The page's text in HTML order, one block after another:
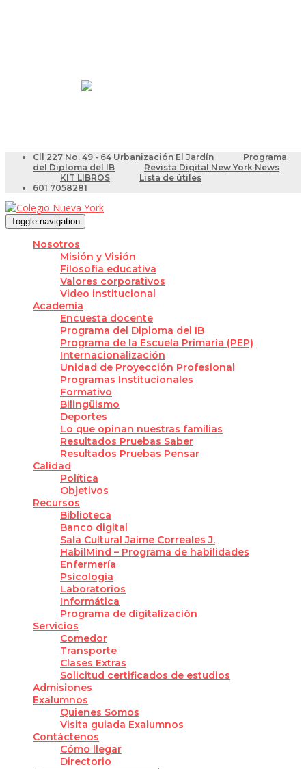
Cll 227 No. 49 - 64 Urbanización El Jardín
Programa
del Diploma del IB
Revista Digital New York News
KIT LIBROS
Lista de útiles
601 7058281
Toggle navigation
Nosotros
Misión y Visión
Filosofía educativa
Valores corporativos
Video institucional
Academia
Encuesta docente
Programa del Diploma del IB
Programa de la Escuela Primaria (PEP)
Internacionalización
Unidad de Proyección Profesional
Programas Institucionales
Formativo
Bilingüismo
Deportes
Lo que opinan nuestras familias
Resultados Pruebas Saber
Resultados Pruebas Pensar
Calidad
Política
Objetivos
Recursos
Biblioteca
Banco digital
Sala Cultural Jaime Correales J.
HabilMind – Programa de habilidades
Enfermería
Psicología
Laboratorios
Informática
Programa de digitalización
Servicios
Comedor
Transporte
Clases Extras
Solicitud certificados de estudios
Admisiones
Exalumnos
Quienes Somos
Visita guiada Exalumnos
Contáctenos
Cómo llegar
Directorio